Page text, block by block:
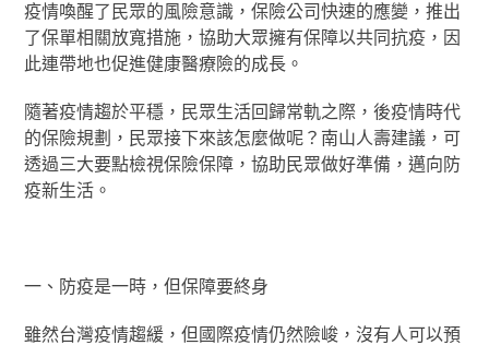
疫情喚醒了民眾的風險意識，保險公司快速的應變，推出
了保單相關放寬措施，協助大眾擁有保障以共同抗疫，因
此連帶地也促進健康醫療險的成長。
隨著疫情趨於平穩，民眾生活回歸常軌之際，後疫情時代
的保險規劃，民眾接下來該怎麼做呢？南山人壽建議，可
透過三大要點檢視保險保障，協助民眾做好準備，邁向防
疫新生活。
一、防疫是一時，但保障要終身
雖然台灣疫情趨緩，但國際疫情仍然險峻，沒有人可以預